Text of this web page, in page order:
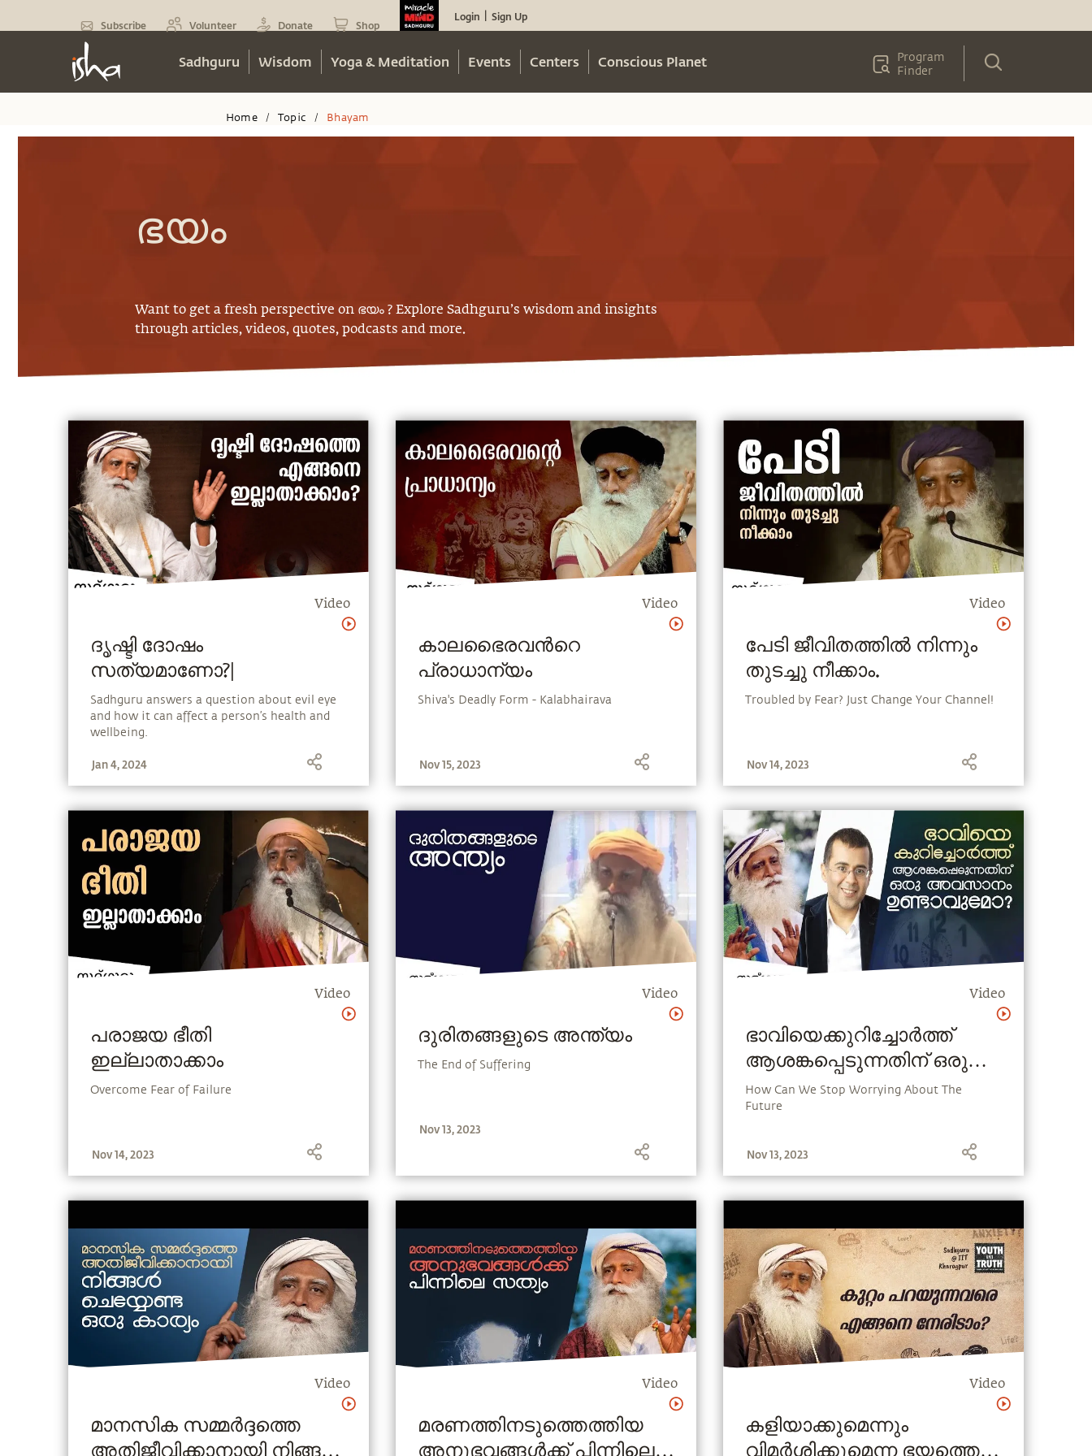
Subscribe Volunteer Donate Shop
Login Sign Up
Sadhguru Wisdom Yoga & Meditation Events Centers Conscious Planet
Program
Finder
Home / Topic / Bhayam
ഭയം
Want to get a fresh perspective on ഭയം? Explore Sadhguru’s wisdom and insights
through articles, videos, quotes, podcasts and more.
Video
ദൃഷ്ടി ദോഷം
സത്യമാണോ?|
Sadhguru answers a question about evil eye
and how it can affect a person’s health and
wellbeing.
Jan 4, 2024
Video
പരാജയ ഭീതി
ഇല്ലാതാക്കാം
Overcome Fear of Failure
Nov 14, 2023
Video
മാനസിക സമ്മർദ്ദത്തെ
അതിജീവിക്കാനായി നിങ്ങൾ
Video
കാലഭൈരവന്‍റെ
പ്രാധാന്യം
Shiva's Deadly Form - Kalabhairava
Nov 15, 2023
Video
ദുരിതങ്ങളുടെ അന്ത്യം
The End of Suffering
Nov 13, 2023
Video
മരണത്തിനടുത്തെത്തിയ
അനുഭവങ്ങൾക്ക് പിന്നിലെ
Video
പേടി ജീവിതത്തില്‍ നിന്നും
തുടച്ചു നീക്കാം.
Troubled by Fear? Just Change Your Channel!
Nov 14, 2023
Video
ഭാവിയെക്കുറിച്ചോർത്ത്
ആശങ്കപ്പെടുന്നതിന് ഒരു
അവസാനമുണ്ടാവുമോ?
How Can We Stop Worrying About The
Future
Nov 13, 2023
Video
കളിയാക്കുമെന്നും
വിമർശിക്കുമെന്ന ഭയത്തെ